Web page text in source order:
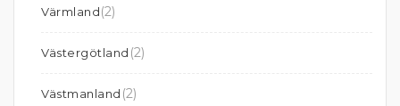
Värmland(2)
Västergötland (2)
Västmanland (2)